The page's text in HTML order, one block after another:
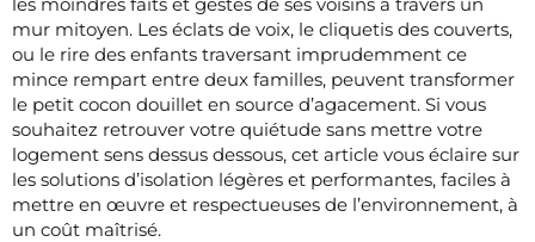
mur mitoyen. Les éclats de voix, le cliquetis des couverts,
ou le rire des enfants traversant imprudemment ce
mince rempart entre deux familles, peuvent transformer
le petit cocon douillet en source d’agacement. Si vous
souhaitez retrouver votre quiétude sans mettre votre
logement sens dessus dessous, cet article vous éclaire sur
les solutions d’isolation légères et performantes, faciles à
mettre en œuvre et respectueuses de l’environnement, à
un coût maîtrisé.